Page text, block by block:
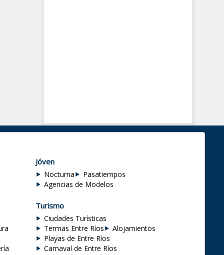
Jóven
Nocturna
Pasatiempos
Agencias de Modelos
Turismo
Ciudades Turísticas
Termas Entre Ríos
Alojamientos
Playas de Entre Ríos
Carnaval de Entre Ríos